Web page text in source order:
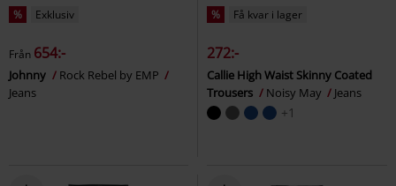
% Exklusiv
Från 654:-
Johnny
Rock Rebel by EMP
Jeans
% Få kvar i lager
272:-
Callie High Waist Skinny Coated
Trousers
Noisy May Jeans
+1